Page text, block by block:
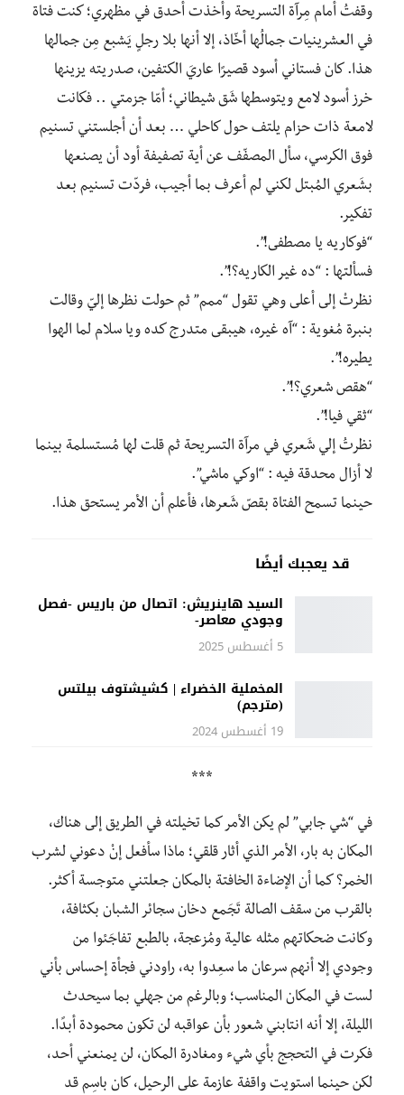
وقفتُ أمام مِرآة التسريحة وأخذت أحدق في مظهري؛ كنت فتاة
في العشرينيات جمالُها أخّاذ، إلا أنها بلا رجلٍ يَشبع مِن جمالها
هذا. كان فستاني أسود قصيرًا عاريَ الكتفين، صدريته يزينها
خرز أسود لامع ويتوسطها شَق شيطاني؛ أمّا جزمتي .. فكانت
لامعة ذات حزام يلتف حول كاحلي … بعد أن أجلستني تسنيم
فوق الكرسي، سأل المصفّف عن أية تصفيفة أود أن يصنعها
بشَعري المُبتل لكني لم أعرف بما أجيب، فردّت تسنيم بعد
تفكير.
“فوكاريه يا مصطفى!”.
فسألتها : “ده غير الكاريه؟!”.
نظرتْ إلى أعلى وهي تقول “ممم” ثم حولت نظرها إليّ وقالت
بنبرة مُغوية : “آه غيره، هيبقى متدرج كده ويا سلام لما الهوا
يطيره!”.
“هقص شعري؟!”.
“ثقي فيا!”.
نظرتُ إلي شَعري في مرآة التسريحة ثم قلت لها مُستسلمة بينما
لا أزال محدقة فيه : “اوكي ماشي”.
حينما تسمح الفتاة بقصّ شَعرها، فأعلم أن الأمر يستحق هذا.
قد يعجبك أيضًا
السيد هاينريش: اتصال من باريس -فصل
وجودي معاصر-
5 أغسطس 2025
المخملية الخضراء | كشيشتوف بيلتس
(مترجم)
19 أغسطس 2024
***
في “شي جابي” لم يكن الأمر كما تخيلته في الطريق إلى هناك،
المكان به بار، الأمر الذي أثار قلقي؛ ماذا سأفعل إنْ دعوني لشرب
الخمر؟ كما أن الإضاءة الخافتة بالمكان جعلتني متوجسة أكثر.
بالقرب من سقف الصالة تَجَمع دخان سجائر الشبان بكثافة،
وكانت ضحكاتهم مثله عالية ومُزعجة، بالطبع تفاجَئوا من
وجودي إلا أنهم سرعان ما سعِدوا به، راودني فجأة إحساس بأني
لست في المكان المناسب؛ وبالرغم من جهلي بما سيحدث
الليلة، إلا أنه انتابني شعور بأن عواقبه لن تكون محمودة أبدًا.
فكرت في التحجج بأي شيء ومغادرة المكان، لن يمنعني أحد،
لكن حينما استويت واقفة عازمة على الرحيل، كان باسِم قد